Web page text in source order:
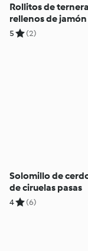
Rollitos de ternera
rellenos de
pepinillos con
5 (2)
Solomillo de
de ciruelas pasas
4 (6)